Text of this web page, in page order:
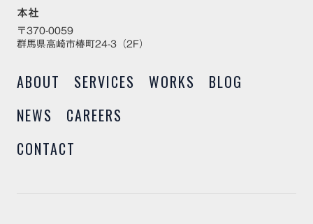
本社
〒370-0059
群馬県高崎市椿町24-3（2F）
ABOUT SERVICES WORKS
BLOG
NEWS
CAREERS
CONTACT